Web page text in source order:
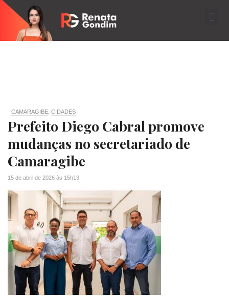
CAMARAGIBE CIDADES
Prefeito Diego Cabral promove
mudanças no secretariado de
Camaragibe
15 de abril de 2026 às 15h13